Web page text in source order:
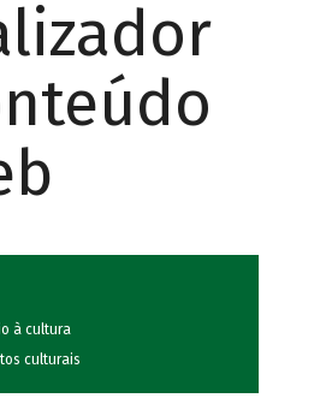
à cultura
culturais